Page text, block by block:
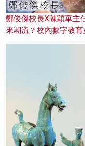
鄭俊傑校長X陳穎華主
來潮流？校內數字教育